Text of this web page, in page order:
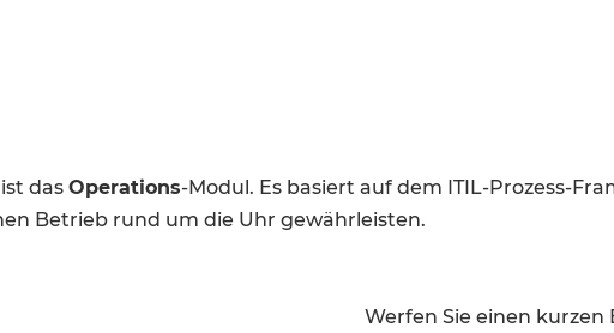
ist dasOperations-Modul. Es basiert auf dem ITIL-Prozess-
Betrieb rund um die Uhr gewährleisten.
Werfen Sie einen kurzen